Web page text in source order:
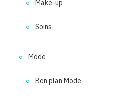
Make-up
Soins
Mode
Bon plan Mode